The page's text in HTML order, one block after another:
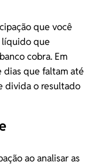
que você
líquido que
cobra. Em
que faltam até
divida o resultado
ao analisar as